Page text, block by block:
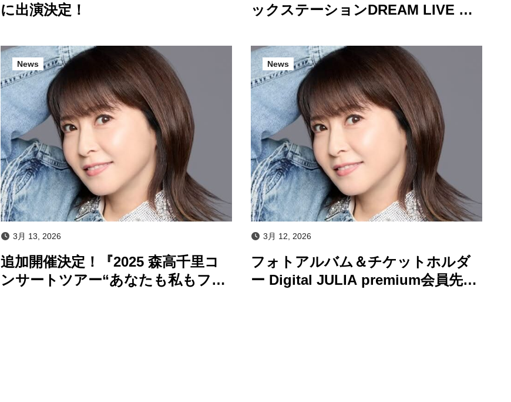
に出演決定！
ックステーションDREAM LIVE 春
定！
News
3月 13, 2026
追加開催決定！『2025 森高千里コ
ンサートツアー“あなたも私もファ
News
3月 12, 2026
フォトアルバム＆チケットホルダ
ー Digital JULIA premium会員先行